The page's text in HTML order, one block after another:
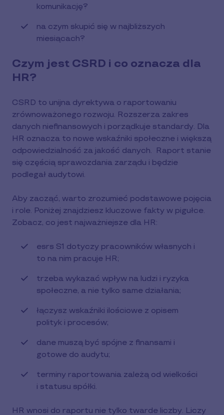
komunikację?
na czym skupić się w najbliższych
miesiącach?
Czym jest CSRD i co oznacza dla
HR?
CSRD to unijna dyrektywa o raportowaniu
zrównoważonego rozwoju. Rozszerza zakres
danych niefinansowych i porządkuje standardy. Dla
HR oznacza to nowe wskaźniki społeczne i większą
odpowiedzialność za jakość danych. Raport stanie
się częścią sprawozdania zarządu i będzie
podlegał audytowi.
Aby zacząć, warto zrozumieć podstawowe pojęcia
i role. Poniżej znajdziesz kluczowe fakty w pigułce.
Zobacz, co jest najważniejsze dla HR:
esrs S1 dotyczy pracowników własnych i
to na nim pracuje HR;
trzeba wykazać wpływ na ludzi i ryzyka
społeczne, a nie tylko same działania;
łączysz wskaźniki ilościowe z opisem
polityk i procesów;
dane muszą być spójne z finansami i
gotowe do audytu;
terminy raportowania zależą od wielkości
i statusu spółki.
HR wnosi do raportu nie tylko twarde liczby. Liczy